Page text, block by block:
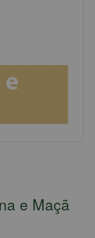
e Maçã